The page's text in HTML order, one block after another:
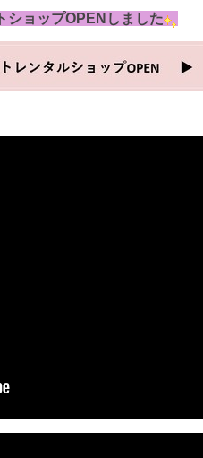
ショップOPENしました